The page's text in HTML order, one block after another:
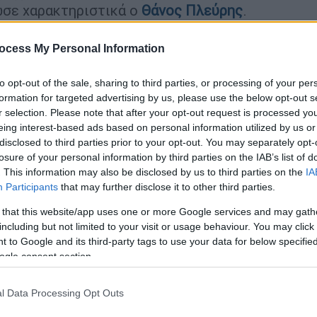
My Personal Information
opt-out of the sale, sharing to third parties, or processing of your
for targeted advertising by us, please use the below opt-out
selection. Please note that after your opt-out request is processed
interest-based ads based on personal information utilized by us
to third parties prior to your opt-out. You may separately
of your personal information by third parties on the IAB’s list of
This information may also be disclosed by us to third parties on the
Participants that may further disclose it to other third parties.
that this website/app uses one or more Google services and may
but not limited to your visit or usage behaviour. You may
to Google and its third-party tags to use your data for below
consent section.
Data Processing Opt Outs
χαρακτηριστικά ο Θάνος Πλεύρης.
του Ιράν πάνω από την Τουρκία -
Τεχεράνη και Ισφαχάν
Χριστοδουλίδη: «Η Κύπρος
η δράση μας»
πωςεάν η σύρραξη παραταθεί
που «δεν μπορεί να αποκλειστεί,